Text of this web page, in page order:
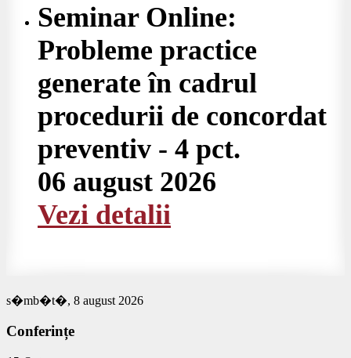
Seminar Online:
Probleme practice
generate în cadrul
procedurii de concordat
preventiv - 4 pct.
06 august 2026
Vezi detalii
s�mb�t�, 8 august 2026
Conferințe